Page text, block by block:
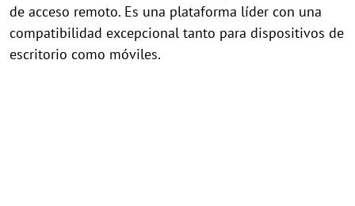
de acceso remoto. Es una plataforma líder con una
compatibilidad excepcional tanto para dispositivos de
escritorio como móviles.